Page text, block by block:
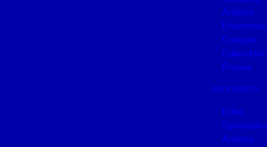
Artistes
Encontros
Coraçao
Calendrier
Presse
KUYA KWETU
Edito
Artistes